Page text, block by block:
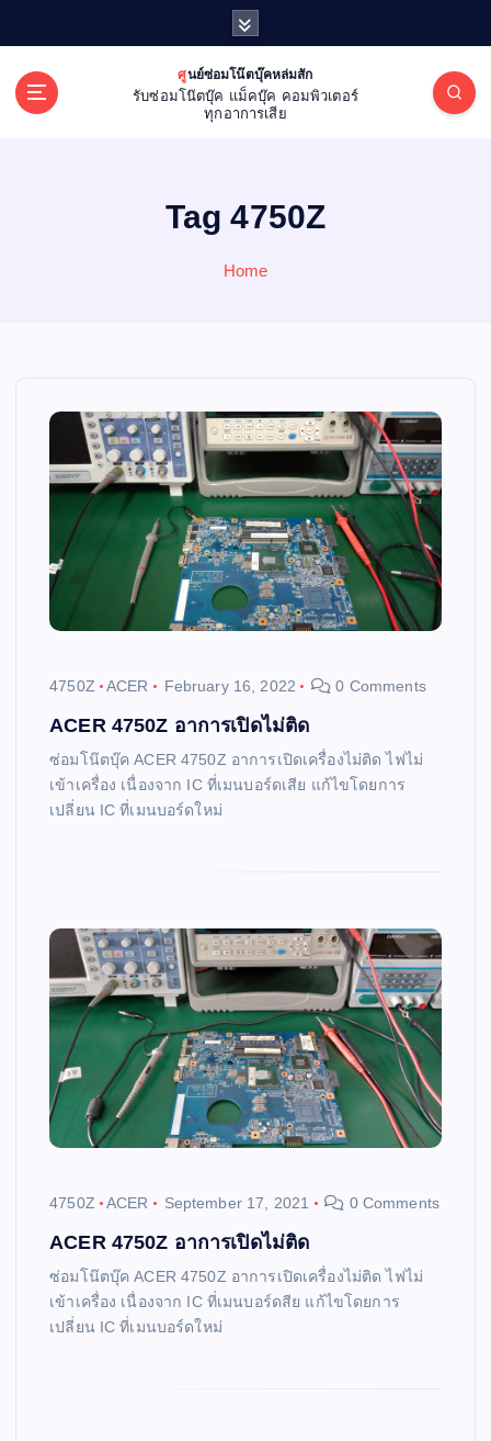
ศูนย์ซ่อมโน๊ตบุ๊คหล่มสัก
รับซ่อมโน๊ตบุ๊ค แม็คบุ๊ค คอมพิวเตอร์
ทุกอาการเสีย
Tag 4750Z
Home
4750Z ACER February 16, 2022 0 Comments
ACER 4750Z อาการเปิดไม่ติด
ซ่อมโน๊ตบุ๊ค ACER 4750Z อาการเปิดเครื่องไม่ติด ไฟไม่
เข้าเครื่อง เนื่องจาก IC ที่เมนบอร์ดเสีย แก้ไขโดยการ
เปลี่ยน IC ที่เมนบอร์ดใหม่
4750Z ACER September 17, 2021 0 Comments
ACER 4750Z อาการเปิดไม่ติด
ซ่อมโน๊ตบุ๊ค ACER 4750Z อาการเปิดเครื่องไม่ติด ไฟไม่
เข้าเครื่อง เนื่องจาก IC ที่เมนบอร์ดสีย แก้ไขโดยการ
เปลี่ยน IC ที่เมนบอร์ดใหม่